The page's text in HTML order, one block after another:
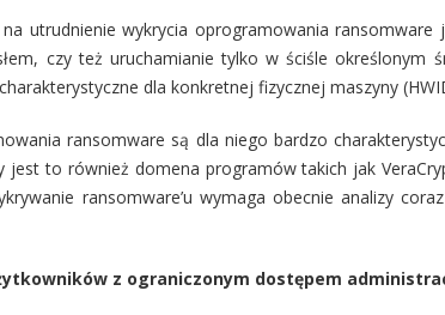
utrudnienie wykrycia oprogramowania
czy też uruchamianie tylko w ściśle określonym
dla konkretnej fizycznej maszyny
ransomware są dla niego bardzo
jest to również domena programów takich jak
ransomware’u wymaga obecnie analizy
z ograniczonym dostępem